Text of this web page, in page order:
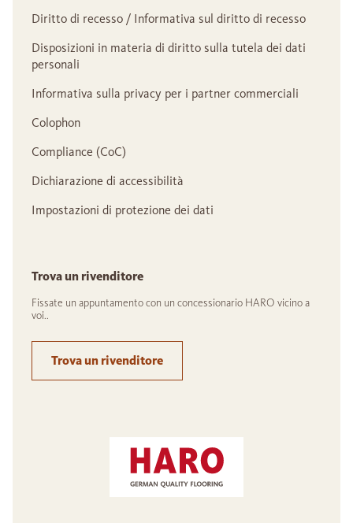
Diritto di recesso / Informativa sul diritto di recesso
Disposizioni in materia di diritto sulla tutela dei dati
personali
Informativa sulla privacy per i partner commerciali
Colophon
Compliance (CoC)
Dichiarazione di accessibilità
Impostazioni di protezione dei dati
Trova un rivenditore
Fissate un appuntamento con un concessionario HARO vicino a
voi..
Trova un rivenditore